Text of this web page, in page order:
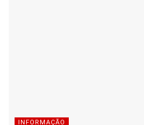
INFORMAÇÃO